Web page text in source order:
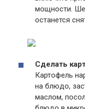
мощности.
останется
Сделать
Картофель
на блюдо,
маслом,